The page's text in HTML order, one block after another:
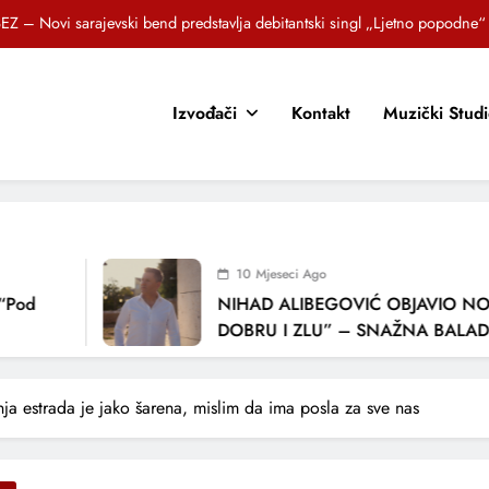
Brat i sestra, Biljana i Tedi Zeroski, predstavljaju novu pjesmu „Sreća je“
Fazlagić Fazla predstavlja pjesmu “Lejla” iz mjuzikla Travnik je voljeti lako
SUNCOKRETI KROZ PJESMU POZVALI MALIŠANE NA DOBRE NAVIKE
Izvođači Kontakt Muzički
10 Mjeseci Ago
NIHAD ALIBEGOVIĆ OBJAVIO NOVU
DOBRU I ZLU” – SNAŽNA BALADA O
LJUBAVI I VREMENU KOJE NAS MIJENJA
estrada je jako šarena, mislim da ima posla za sve nas